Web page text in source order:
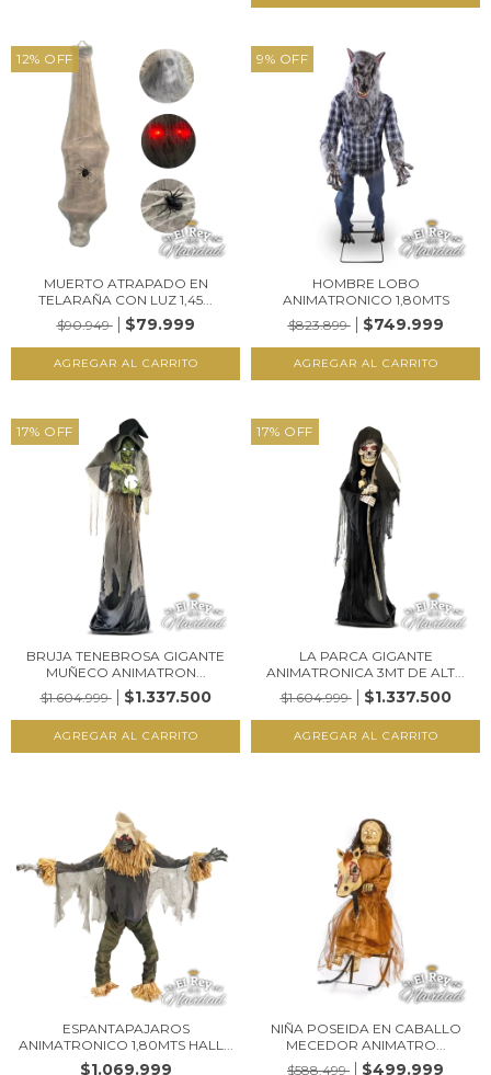
12% OFF
MUERTO ATRAPADO EN
TELARAÑA CON LUZ 1,45...
$90.949
$79.999
9% OFF
HOMBRE LOBO
ANIMATRONICO 1,80MTS
$823.899
$749.999
17% OFF
BRUJA TENEBROSA GIGANTE
MUÑECO ANIMATRON...
$1.604.999
$1.337.500
17% OFF
LA PARCA GIGANTE
ANIMATRONICA 3MT DE ALT...
$1.604.999
$1.337.500
ESPANTAPAJAROS
ANIMATRONICO 1,80MTS HALL...
$1.069.999
NIÑA POSEIDA EN CABALLO
MECEDOR ANIMATRO...
$588.499
$499.999